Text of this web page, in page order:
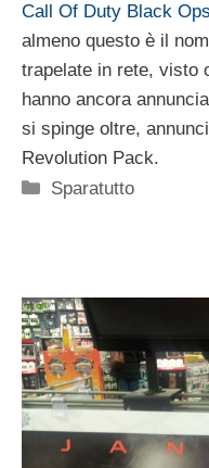
Call Of Duty Black
almeno questo è il
trapelate in rete, visto
hanno ancora
si spinge oltre,
Revolution Pack.
Categorie
Sparatutto